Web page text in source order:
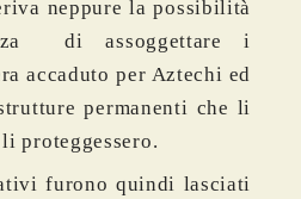
neppure la possibilità
di assoggettare i
accaduto per Aztechi ed
permanenti che li
proteggessero.
furono quindi lasciati